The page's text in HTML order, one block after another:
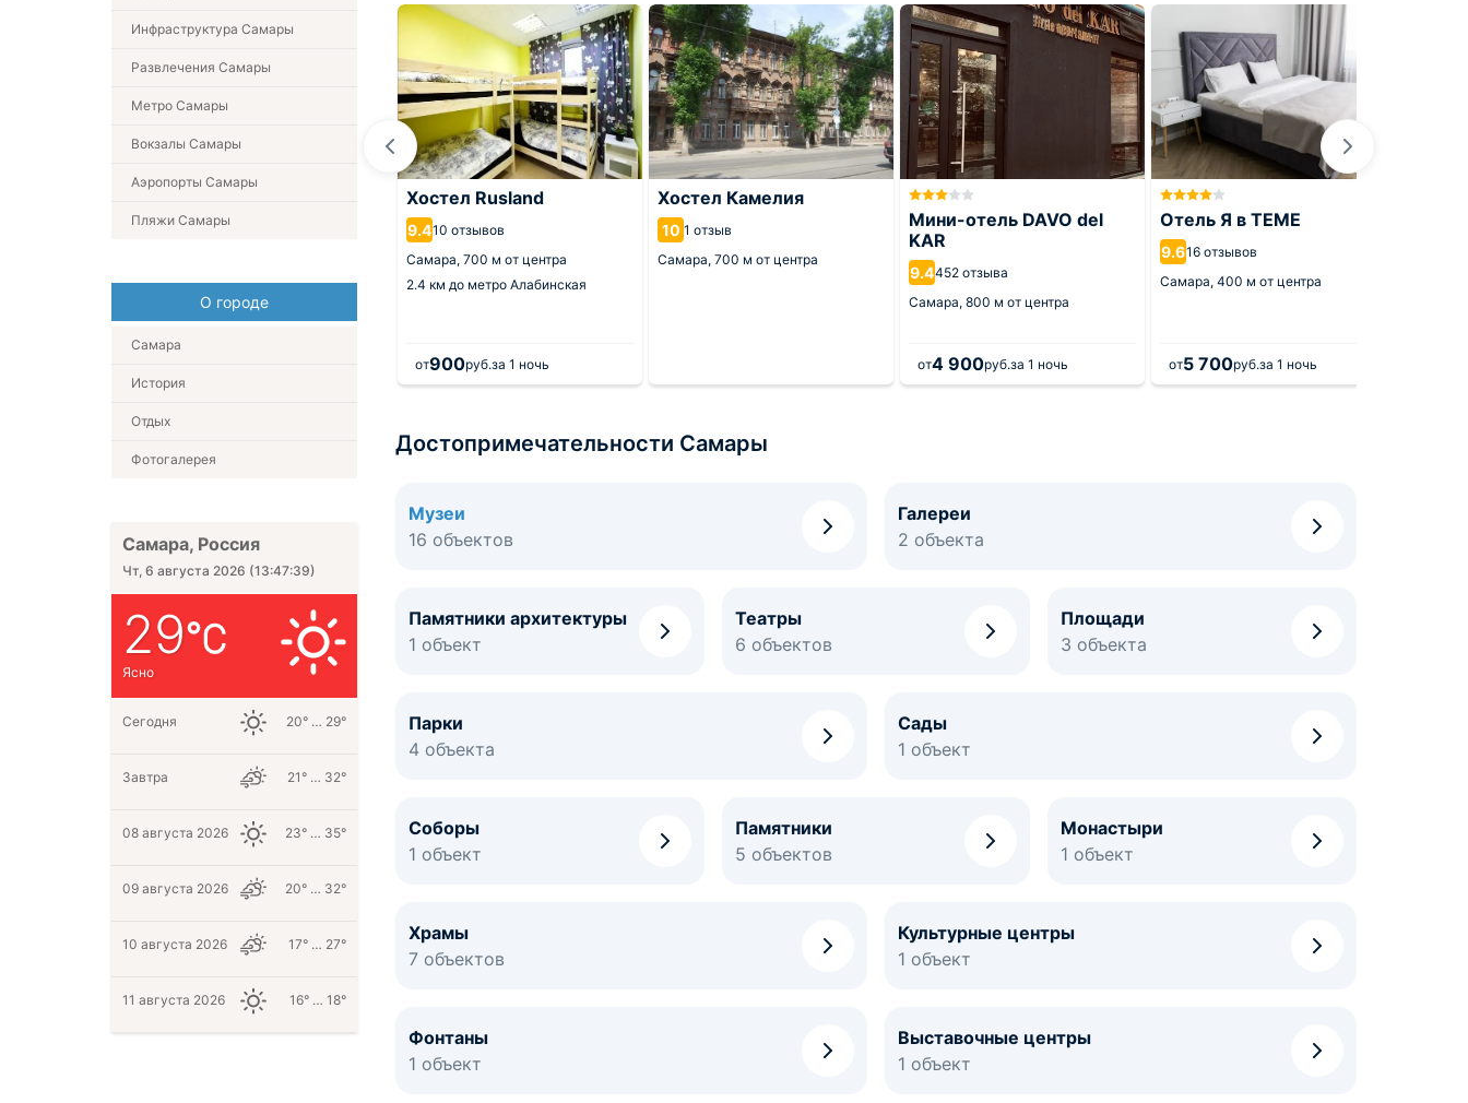
Ост Вест Отель
Самара,800 м от центра
до метро Алабинская
Хостел Rusland
9.410 отзывов
Самара, 700 м от центра
2.4 км до метро Алабинская
от900руб.за 1 ночь
Хостел Камелия
10 1 отзыв
Самара, 700 м от центра
Мини-отель DAVO del
KAR
9.4452 отзыва
Самара, 800 м от центра
от4 900руб.за 1 ночь
Отель Я в ТЕМЕ
9.616 отзывов
Самара, 400 м от центра
от5 700руб.за 1 ночь
Достопримечательности Самары
Музеи
16 объектов
Галереи
2 объекта
Памятники архитектуры
1 объект
Театры
6 объектов
Площади
3 объекта
Парки
4 объекта
Сады
1 объект
Соборы
1 объект
Памятники
5 объектов
Монастыри
1 объект
Храмы
7 объектов
Культурные центры
1 объект
Фонтаны
1 объект
Выставочные центры
1 объект
Инфраструктура Самары
Развлечения Самары
Метро Самары
Вокзалы Самары
Аэропорты Самары
Пляжи Самары
О городе
Самара
История
Отдых
Фотогалерея
Самара, Россия
Чт, 6 августа 2026 (13:47:40)
29
Ясно
Сегодня 20° … 29°
Завтра 21° … 32°
08 августа 2026 23° … 35°
09 августа 2026 20° … 32°
10 августа 2026 17° … 27°
11 августа 2026 16° … 18°